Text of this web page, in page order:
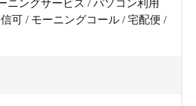
ニングサービス / パソコン利用
可 / モーニングコール / 宅配便 /